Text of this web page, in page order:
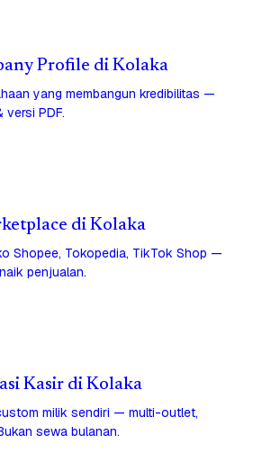
Profile di Kolaka
yang membangun kredibilitas —
versi PDF.
di Kolaka
Shopee, Tokopedia, TikTok Shop —
penjualan.
Kasir di Kolaka
milik sendiri — multi-outlet,
sewa bulanan.